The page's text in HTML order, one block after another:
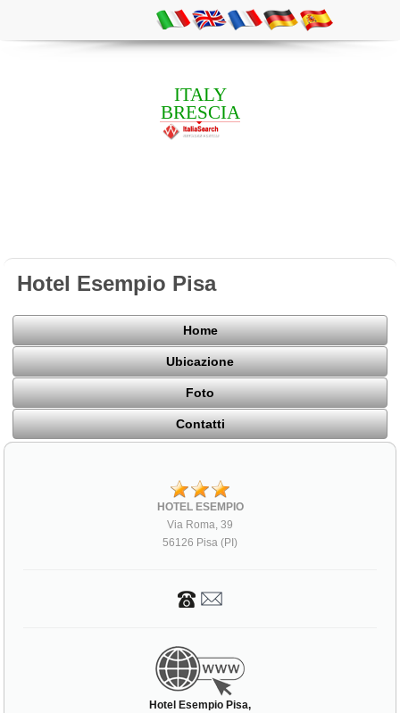
ITALY
BRESCIA
Hotel Esempio Pisa
Home
Ubicazione
Foto
Contatti
HOTEL ESEMPIO
Via Roma, 39
56126 Pisa (PI)
Hotel Esempio Pisa,